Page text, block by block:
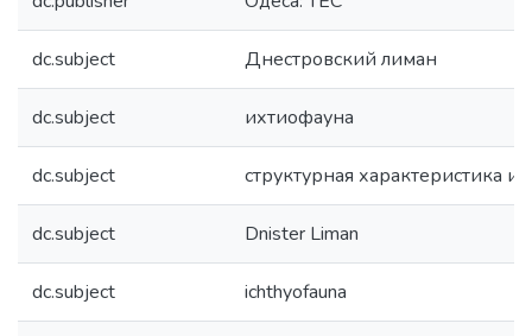
dc.subject Днестровский лиман
dc.subject ихтиофауна
dc.subject структурная характеристика
dc.subject Dnister Liman
dc.subject ichthyofauna